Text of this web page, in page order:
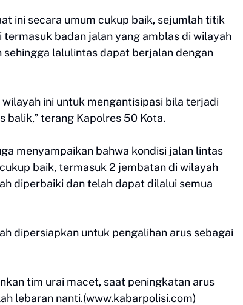
ini secara umum cukup baik, sejumlah titik
badan jalan yang amblas di wilayah
lalulintas dapat berjalan dengan
ini untuk mengantisipasi bila terjadi
balik,” terang Kapolres 50 Kota.
menyampaikan bahwa kondisi jalan lintas
baik, termasuk 2 jembatan di wilayah
diperbaiki dan telah dapat dilalui semua
dipersiapkan untuk pengalihan arus sebagai
tim urai macet, saat peningkatan arus
lebaran nanti.(www.kabarpolisi.com)